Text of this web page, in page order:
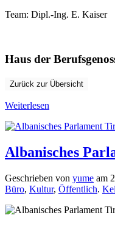
Team: Dipl.-Ing. E. Kaiser
Haus der
Zurück zur Übersicht
Weiterlesen
Albanisches
Geschrieben von yume am
Büro, Kultur, Öffentlich.